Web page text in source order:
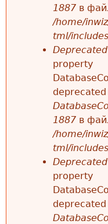
1887 в
/home/
tml/
property
1887 в
/home/
tml/
property